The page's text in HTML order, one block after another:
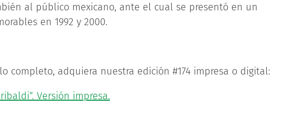
al público mexicano, ante el cual se presentó en un
en 1992 y 2000.
completo, adquiera nuestra edición #174 impresa o digital:
Versión impresa.